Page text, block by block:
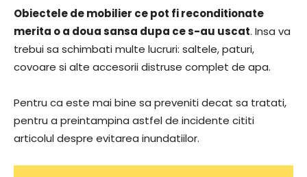
Obiectele de mobilier ce pot fi reconditionate
merita o a doua sansa dupa ce s-au uscat. Insa va
trebui sa schimbati multe lucruri: saltele, paturi,
covoare si alte accesorii distruse complet de apa.
Pentru ca este mai bine sa preveniti decat sa tratati,
pentru a preintampina astfel de incidente cititi
articolul despre evitarea inundatiilor.